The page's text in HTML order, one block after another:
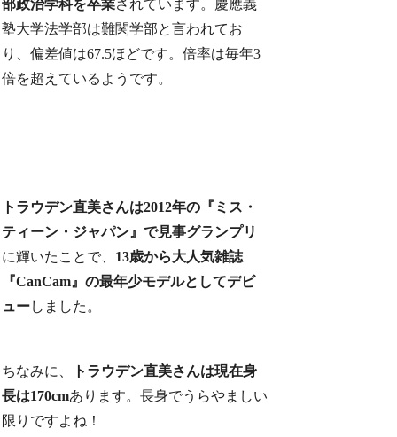
部政治学科を卒業されています。慶應義
塾大学法学部は難関学部と言われてお
り、偏差値は67.5ほどです。倍率は毎年3
倍を超えているようです。
トラウデン直美さんは2012年の『ミス・
ティーン・ジャパン』で見事グランプリ
に輝いたことで、 13歳から大人気雑誌
『CanCam』の最年少モデルとしてデビ
ューしました。
ちなみに、
トラウデン直美さんは現在身
長は170cmあります。長身でうらやましい
限りですよね！